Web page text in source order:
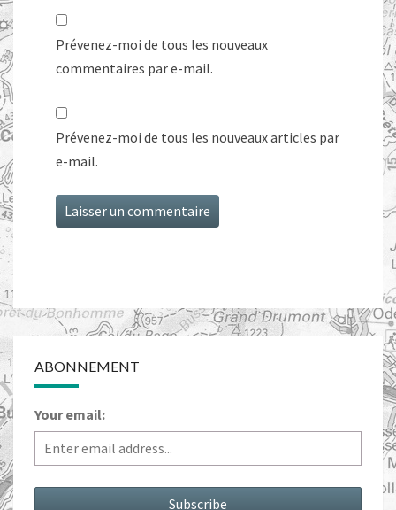
Prévenez-moi de tous les nouveaux
commentaires par e-mail.
Prévenez-moi de tous les nouveaux articles par
e-mail.
ABONNEMENT
Your email: